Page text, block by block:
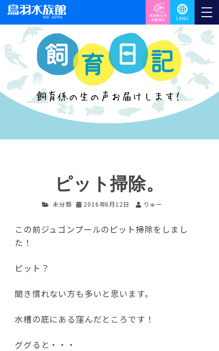
ピット掃除。
未分類 2016年6月12日 りゅー
この前ジュゴンプールのピット掃除をしまし
た！
ピット？
聞き慣れない方も多いと思います。
水槽の底にある窪んだところです！
ググると・・・